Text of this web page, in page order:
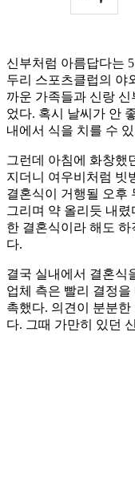
신부처럼 아름답다는
두리 스포츠클럽의 야
까운 가족들과 신랑 신
었다. 혹시 날씨가 안
내에서 식을 치를 수
그런데 아침에 화창했
지더니 여우비처럼 빗
결혼식이 거행될 오후
그리며 약 올리듯 내
한 결혼식이라 해도
다.
결국 실내에서 결혼식
업체 측은 빨리 결정
촉했다. 의견이 분분
다. 그때 가만히 있던